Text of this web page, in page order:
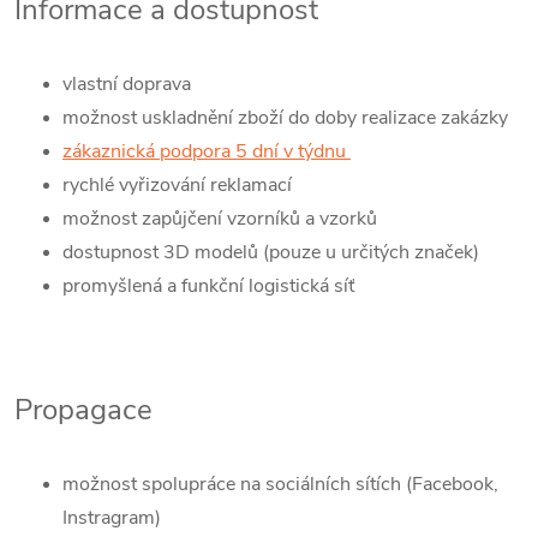
Informace a dostupnost
vlastní doprava
možnost uskladnění zboží do doby realizace zakázky
zákaznická podpora 5 dní v týdnu
rychlé vyřizování reklamací
možnost zapůjčení vzorníků a vzorků
dostupnost 3D modelů (pouze u určitých značek)
promyšlená a funkční logistická síť
Propagace
možnost spolupráce na sociálních sítích (Facebook,
Instragram)